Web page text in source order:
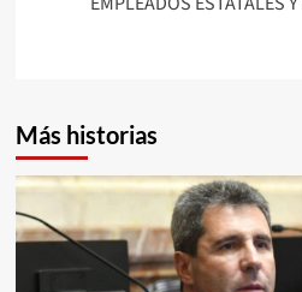
Más historias